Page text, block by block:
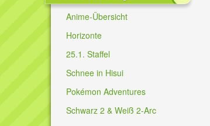
Anime-Übersicht
Horizonte
25.1. Staffel
Schnee in Hisui
Pokémon Adventures
Schwarz 2 & Weiß 2-Arc